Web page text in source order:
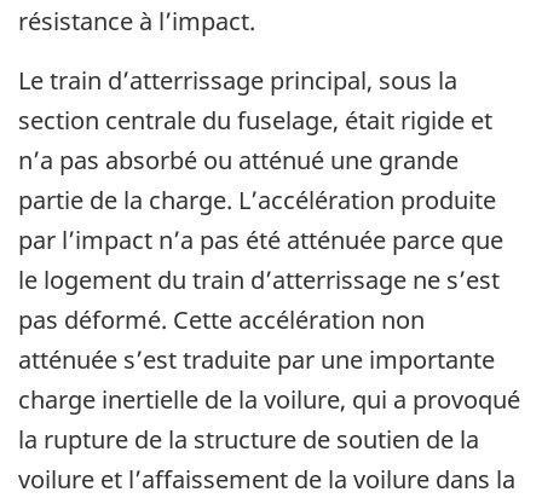
résistance à l’impact.
Le train d’atterrissage principal, sous la
section centrale du fuselage, était rigide et
n’a pas absorbé ou atténué une grande
partie de la charge. L’accélération produite
par l’impact n’a pas été atténuée parce que
le logement du train d’atterrissage ne s’est
pas déformé. Cette accélération non
atténuée s’est traduite par une importante
charge inertielle de la voilure, qui a provoqué
la rupture de la structure de soutien de la
voilure et l’affaissement de la voilure dans la